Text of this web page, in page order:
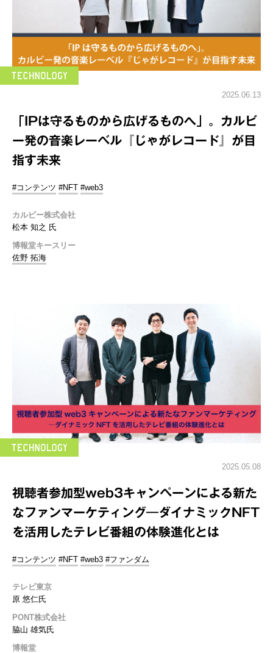
2025.06.13
「IPは守るものから広げるものへ」。カルビ
ー発の音楽レーベル『じゃがレコード』が目
指す未来
#コンテンツ #NFT #web3
カルビー株式会社
松本 知之 氏
博報堂キースリー
佐野 拓海
2025.05.08
視聴者参加型web3キャンペーンによる新た
なファンマーケティング―ダイナミックNFT
を活用したテレビ番組の体験進化とは
#コンテンツ #NFT #web3 #ファンダム
テレビ東京
原 悠仁氏
PONT株式会社
脇山 雄気氏
博報堂